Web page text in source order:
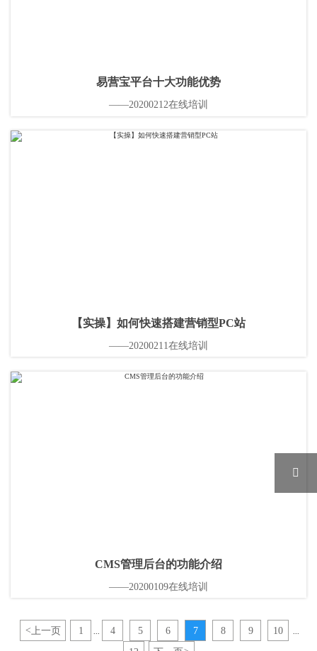
易营宝平台十大功能优势
——20200212在线培训
【实操】如何快速搭建营销型PC站
——20200211在线培训
CMS管理后台的功能介绍
——20200109在线培训
< 上一页 1 4 5 6 7 8 9 10
